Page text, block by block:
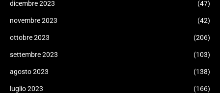
dicembre 2023 (47)
novembre 2023 (42)
ottobre 2023 (206)
settembre 2023 (103)
agosto 2023 (138)
luglio 2023 (166)